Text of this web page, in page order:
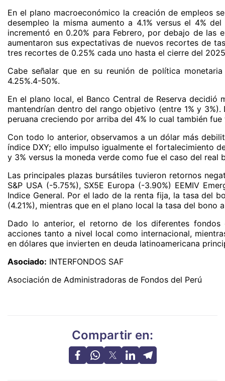
En el plano macroeconómico la creación de empleos
desempleo la misma aumento a 4.1% versus el 4%
incrementó en 0.20% para Febrero, por debajo de las
aumentaron sus expectativas de nuevos recortes de
tres recortes de 0.25% cada uno hasta el cierre del
Cabe señalar que en su reunión de política
4.25%.4-50%.
En el plano local, el Banco Central de Reserva
mantendrían dentro del rango objetivo (entre 1% y
peruana creciendo por arriba del 4% lo cual también
Con todo lo anterior, observamos a un dólar más
índice DXY; ello impulso igualmente el fortalecimiento
y 3% versus la moneda verde como fue el caso del real
Las principales plazas bursátiles tuvieron retornos
S&P USA (-5.75%), SX5E Europa (-3.90%) EEMIV
Indice General. Por el lado de la renta fija, la tasa del
(4.21%), mientras que en el plano local la tasa del bono
Dado lo anterior, el retorno de los diferentes
acciones tanto a nivel local como internacional,
en dólares que invierten en deuda latinoamericana
Asociado: INTERFONDOS SAF
Asociación de Administradoras de Fondos del Perú
Compartir en: